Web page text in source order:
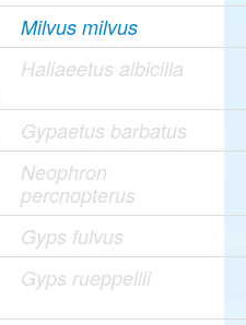
Milvus milvus
Haliaeetus albicilla
Gypaetus barbatus
Neophron
percnopterus
Gyps fulvus
Gyps rueppellii